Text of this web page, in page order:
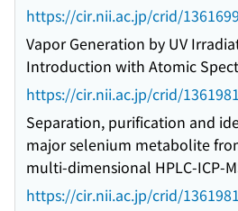
https://cir.nii.ac.jp/crid/
Vapor Generation by UV
Introduction with Atomic
https://cir.nii.ac.jp/crid/
Separation, purification and
major selenium metabolite
multi-dimensional HPLC-ICP-
https://cir.nii.ac.jp/crid/